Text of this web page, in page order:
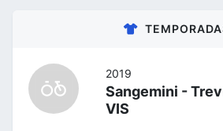
2019
Sangemini -
VIS